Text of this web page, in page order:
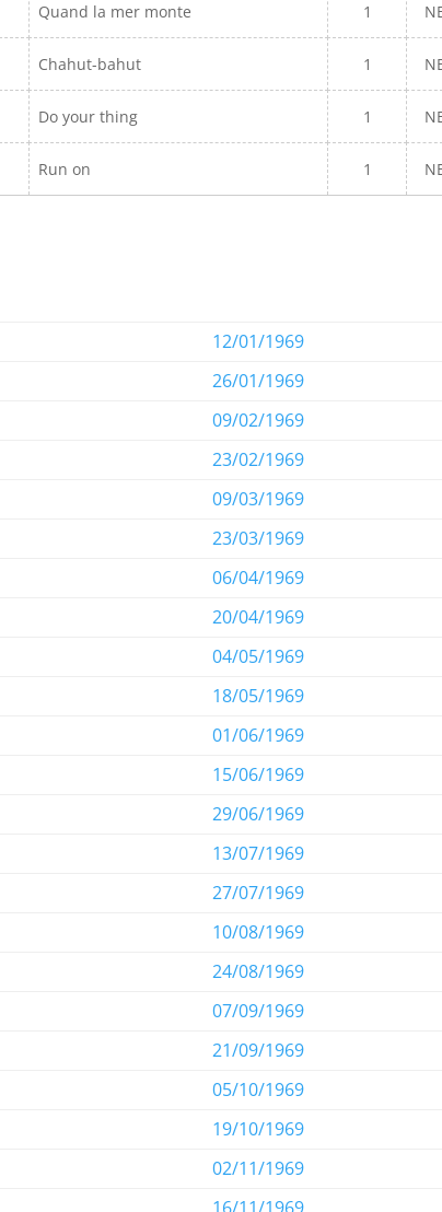
Quand la mer monte 1
Chahut-bahut 1
Do your thing 1
Run on 1
12/01/1969
26/01/1969
09/02/1969
23/02/1969
09/03/1969
23/03/1969
06/04/1969
20/04/1969
04/05/1969
18/05/1969
01/06/1969
15/06/1969
29/06/1969
13/07/1969
27/07/1969
10/08/1969
24/08/1969
07/09/1969
21/09/1969
05/10/1969
19/10/1969
02/11/1969